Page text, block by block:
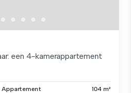
een 4-kamerappartement
Appartement 104 m²